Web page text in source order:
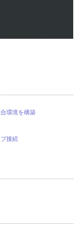
環境を構築
接続